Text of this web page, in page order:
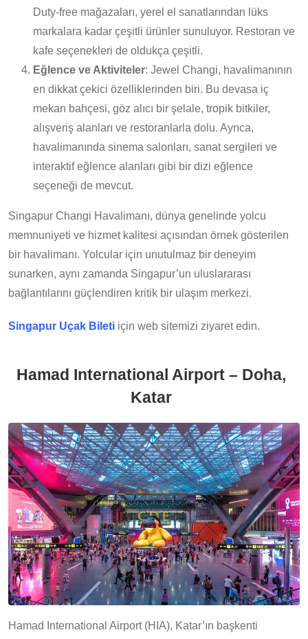
Duty-free mağazaları, yerel el sanatlarından lüks
markalara kadar çeşitli ürünler sunuluyor. Restoran ve
kafe seçenekleri de oldukça çeşitli.
Eğlence ve Aktiviteler: Jewel Changi, havalimanının
en dikkat çekici özelliklerinden biri. Bu devasa iç
mekan bahçesi, göz alıcı bir şelale, tropik bitkiler,
alışveriş alanları ve restoranlarla dolu. Ayrıca,
havalimanında sinema salonları, sanat sergileri ve
interaktif eğlence alanları gibi bir dizi eğlence
seçeneği de mevcut.
Singapur Changi Havalimanı, dünya genelinde yolcu
memnuniyeti ve hizmet kalitesi açısından örnek gösterilen
bir havalimanı. Yolcular için unutulmaz bir deneyim
sunarken, aynı zamanda Singapur’un uluslararası
bağlantılarını güçlendiren kritik bir ulaşım merkezi.
Singapur Uçak Bileti için web sitemizi ziyaret edin.
Hamad International Airport – Doha,
Katar
Hamad International Airport (HIA), Katar’ın başkenti